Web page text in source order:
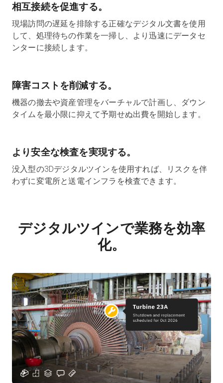
営業担当 :
JA
相互接続を促進する。
現場訪問の遅延を排除する正確なデジタル文書を使用
して、処理待ちの作業を一掃し、より迅速にデータセ
ンターに接続します。
障害コストを削減する。
機器の撤去や資産管理をバーチャルで計画し、ダウン
タイムを最小限に抑えて予期せぬ出費を開始します。
より安全な検査を実現する。
没入型の3Dデジタルツインを使用すれば、リスクを伴
わずに変電所と送電インフラを検査できます。
デジタルツインで業務を効率
化。